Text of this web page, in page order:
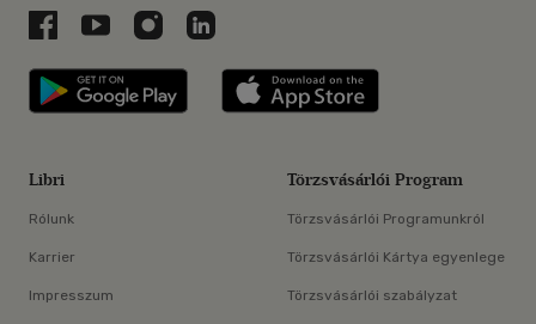
Libri a Facebookon
Libri a Youtube-on
Libri az Instagramon
Libri a LinkedInen
Libri applikáció Szerezd meg: Google
Libri
Rólunk
Karrier
Impresszum
Törzsvásárlói Program
Törzsvásárlói Programunkról
Törzsvásárlói Kártya egyenlege
Törzsvásárlói szabályzat